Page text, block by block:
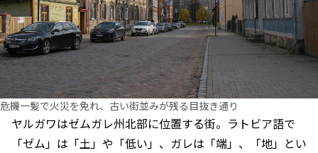
危機一髪で火災を免れ、古い街並みが残る目抜き通り
ヤルガワはゼムガレ州北部に位置する街。ラトビア語で
「ゼム」は「土」や「低い」、ガレは「端」、「地」とい